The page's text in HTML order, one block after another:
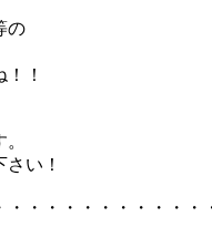
の
！
い！
・・・・・・・・・・・